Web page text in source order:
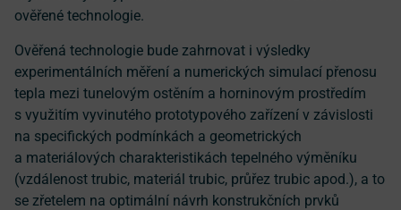
ověřené technologie.
Ověřená technologie bude zahrnovat i výsledky
experimentálních měření a numerických simulací přenosu
tepla mezi tunelovým ostěním a horninovým prostředím
s využitím vyvinutého prototypového zařízení v závislosti
na specifických podmínkách a geometrických
a materiálových charakteristikách tepelného výměníku
(vzdálenost trubic, materiál trubic, průřez trubic apod.), a to
se zřetelem na optimální návrh konstrukčních prvků